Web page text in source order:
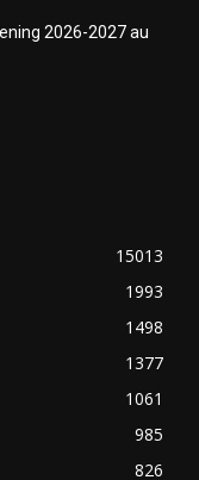
2026-2027 au
15013
1993
1498
1377
1061
985
826